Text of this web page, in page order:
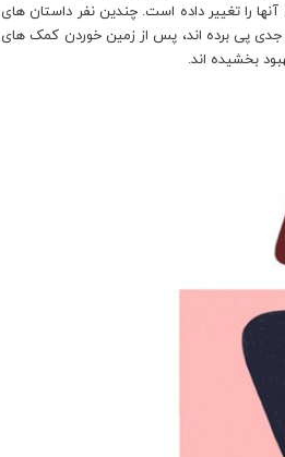
را تغییر داده است. چندین نفر داستان های
جدی پی برده اند، پس از زمین خوردن کمک های
بخشیده اند.